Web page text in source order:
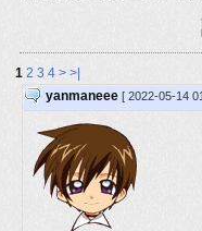
1 2 3 4 > >|
yanmaneee [ 2022-05-14